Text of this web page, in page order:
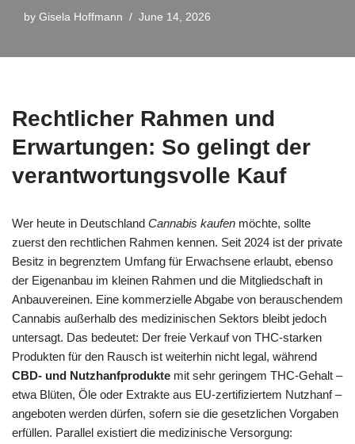
by Gisela Hoffmann June 14, 2026
Rechtlicher Rahmen und
Erwartungen: So gelingt der
verantwortungsvolle Kauf
Wer heute in Deutschland Cannabis kaufen möchte, sollte
zuerst den rechtlichen Rahmen kennen. Seit 2024 ist der private
Besitz in begrenztem Umfang für Erwachsene erlaubt, ebenso
der Eigenanbau im kleinen Rahmen und die Mitgliedschaft in
Anbauvereinen. Eine kommerzielle Abgabe von berauschendem
Cannabis außerhalb des medizinischen Sektors bleibt jedoch
untersagt. Das bedeutet: Der freie Verkauf von THC-starken
Produkten für den Rausch ist weiterhin nicht legal, während
CBD- und Nutzhanfprodukte mit sehr geringem THC-Gehalt –
etwa Blüten, Öle oder Extrakte aus EU-zertifiziertem Nutzhanf –
angeboten werden dürfen, sofern sie die gesetzlichen Vorgaben
erfüllen. Parallel existiert die medizinische Versorgung: